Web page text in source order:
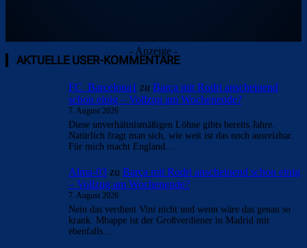
- Anzeige -
AKTUELLE USER-KOMMENTARE
FC_Barcelona1 zu Barça mit Rodri anscheinend
schon einig – Vollzug am Wochenende?
7. August 2026
Diese unverhältnismäßigen Löhne gibts bereits Jahre.
Natürlich fragt man sich, wie weit ist das noch ausreizbar.
Für mich macht England…
Alma-03 zu Barça mit Rodri anscheinend schon einig
– Vollzug am Wochenende?
7. August 2026
Nein das verdient Vini nicht und wenn wäre das genau so
krank. Mbappe ist der Großverdiener in Madrid mit
ebenfalls…